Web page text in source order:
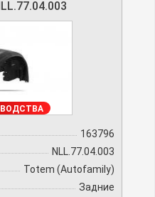
163796
NLL.77.04.003
Totem (Autofamily)
Задние